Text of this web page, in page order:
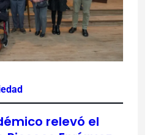
relevó el